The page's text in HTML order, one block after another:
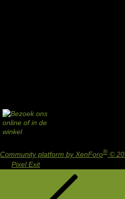
Community platform by XenForo® ©
Pixel Exit